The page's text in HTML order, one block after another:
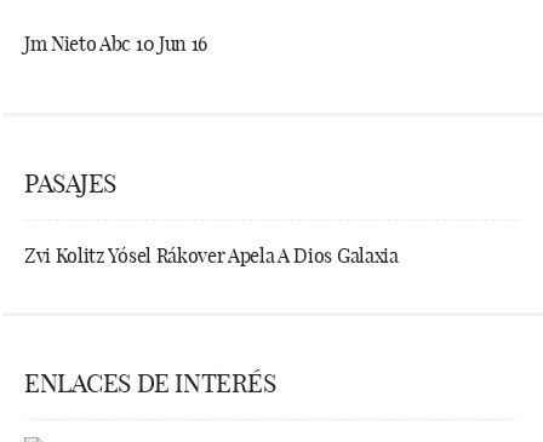
Jm Nieto Abc 10 Jun 16
PASAJES
Zvi Kolitz Yósel Rákover Apela A Dios Galaxia
ENLACES DE INTERÉS